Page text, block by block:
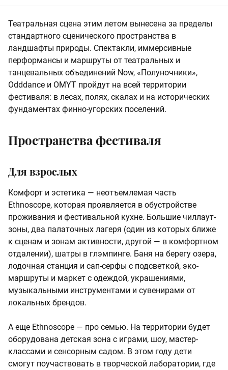
Театральная сцена этим летом вынесена за пределы
стандартного сценического пространства в
ландшафты природы. Спектакли, иммерсивные
перформансы и маршруты от театральных и
танцевальных объединений Now, «Полуночники»,
Odddance и OMYT пройдут на всей территории
фестиваля: в лесах, полях, скалах и на исторических
фундаментах финно-угорских поселений.
Пространства фестиваля
Для взрослых
Комфорт и эстетика — неотъемлемая часть
Ethnoscope, которая проявляется в обустройстве
проживания и фестивальной кухне. Большие чиллаут-
зоны, два палаточных лагеря (один из которых ближе
к сценам и зонам активности, другой — в комфортном
отдалении), шатры в глэмпинге. Баня на берегу озера,
лодочная станция и сап-серфы с подсветкой, эко-
маршруты и маркет с одеждой, украшениями,
музыкальными инструментами и сувенирами от
локальных брендов.
А еще Ethnoscope — про семью. На территории будет
оборудована детская зона с играми, шоу, мастер-
классами и сенсорным садом. В этом году дети
смогут поучаствовать в творческой лаборатории, где